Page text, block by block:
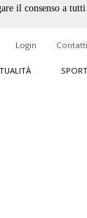
Login Contatti
SPORT
il consenso a